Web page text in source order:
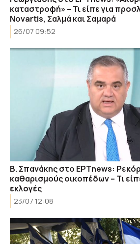
καταστροφή» – Τι είπε για
Novartis, Σαλμά και Σαμαρά
26/07 09:52
Β. Σπανάκης στο ΕΡΤnews:
καθαρισμούς οικοπέδων – Τι
εκλογές
23/07 12:08